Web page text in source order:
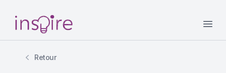
Your Company
Retour